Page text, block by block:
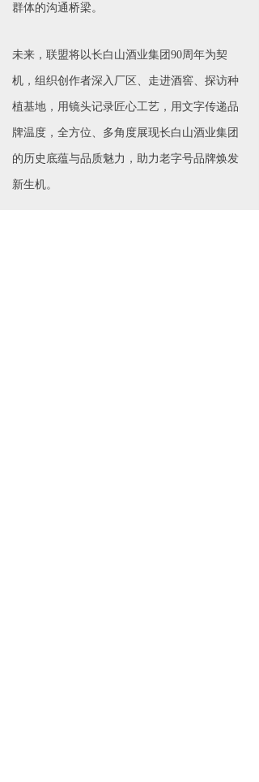
群体的沟通桥梁。
未来，联盟将以长白山酒业集团90周年为契
机，组织创作者深入厂区、走进酒窖、探访种
植基地，用镜头记录匠心工艺，用文字传递品
牌温度，全方位、多角度展现长白山酒业集团
的历史底蕴与品质魅力，助力老字号品牌焕发
新生机。